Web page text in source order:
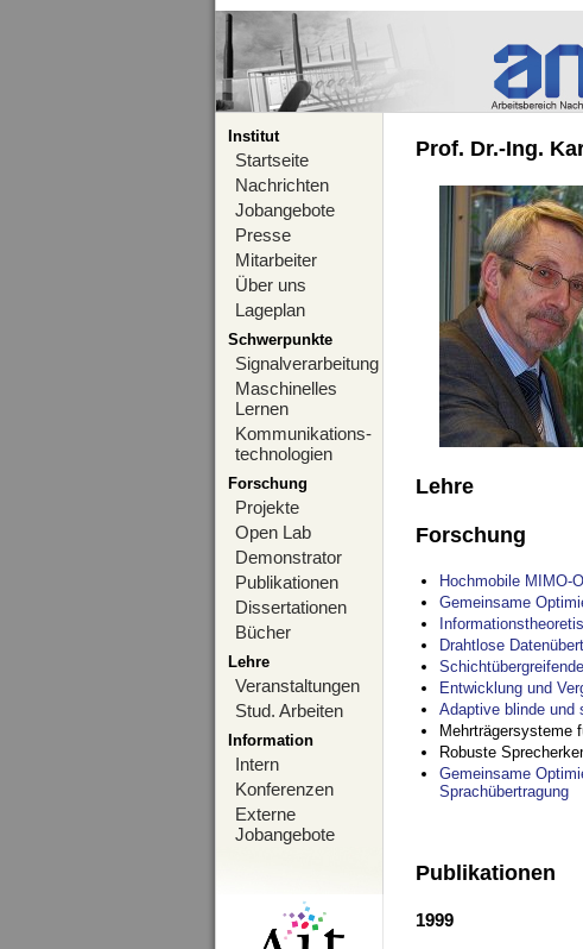
Institut
Startseite
Nachrichten
Jobangebote
Presse
Mitarbeiter
Über uns
Lageplan
Schwerpunkte
Signalverarbeitung
Maschinelles
Lernen
Kommunikations-
technologien
Forschung
Projekte
Open Lab
Demonstrator
Publikationen
Dissertationen
Bücher
Lehre
Veranstaltungen
Stud. Arbeiten
Information
Intern
Konferenzen
Externe
Jobangebote
Prof. Dr.-Ing.
Lehre
Forschung
Hochmobile MIMO-
Gemeinsame
Drahtlose
Entwicklung und
Adaptive blinde und
Mehrträgersysteme
Robuste
Gemeinsame
Sprachübertragung
Publikationen
1999